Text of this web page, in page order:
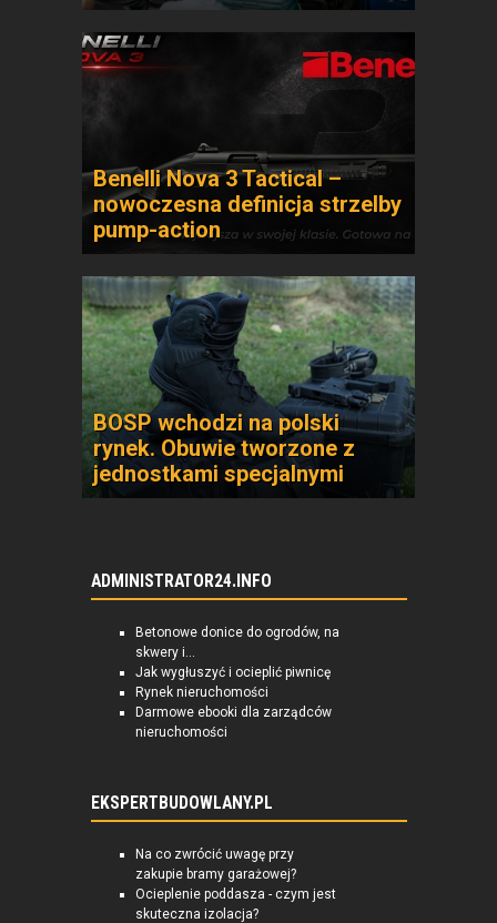
Benelli Nova 3 Tactical –
nowoczesna definicja strzelby
pump-action
BOSP wchodzi na polski
rynek. Obuwie tworzone z
jednostkami specjalnymi
ADMINISTRATOR24.INFO
Betonowe donice do ogrodów, na
skwery i...
Jak wygłuszyć i ocieplić piwnicę
Rynek nieruchomości
Darmowe ebooki dla zarządców
nieruchomości
EKSPERTBUDOWLANY.PL
Na co zwrócić uwagę przy
zakupie bramy garażowej?
Ocieplenie poddasza - czym jest
skuteczna izolacja?